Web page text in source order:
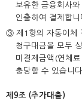
보유한 금융회사
인출하여 결제합니
③ 제1항의 자동이체
청구대금을 모두
미결제금액(연체
충당할 수 있습니다.
제9조 (추가대출)